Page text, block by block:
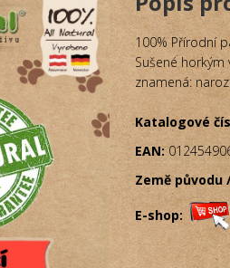
100% Přírodní
Sušené horkým
znamená:
Katalogové
EAN:
Země původu
E-shop: